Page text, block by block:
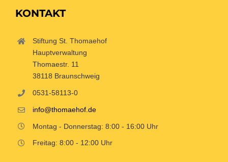
KONTAKT
Stiftung St. Thomaehof
Hauptverwaltung
Thomaestr. 11
38118 Braunschweig
0531-58113-0
info@thomaehof.de
Montag - Donnerstag: 8:00 - 16:00 Uhr
Freitag: 8:00 - 12:00 Uhr